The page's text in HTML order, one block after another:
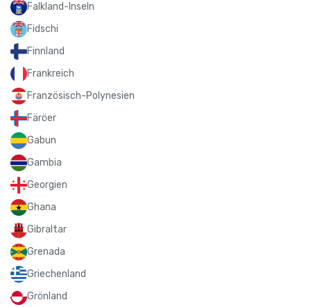
Falkland-Inseln
Fidschi
Finnland
Frankreich
Französisch-Polynesien
Färöer
Gabun
Gambia
Georgien
Ghana
Gibraltar
Grenada
Griechenland
Grönland